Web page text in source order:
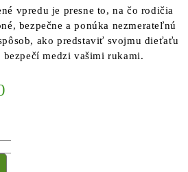
vpredu je presne to, na čo rodičia
bezpečne a ponúka nezmerateľnú
ako predstaviť svojmu dieťaťu
medzi vašimi rukami.
€156.00.